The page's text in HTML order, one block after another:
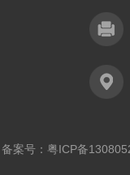
案号： 粤ICP备